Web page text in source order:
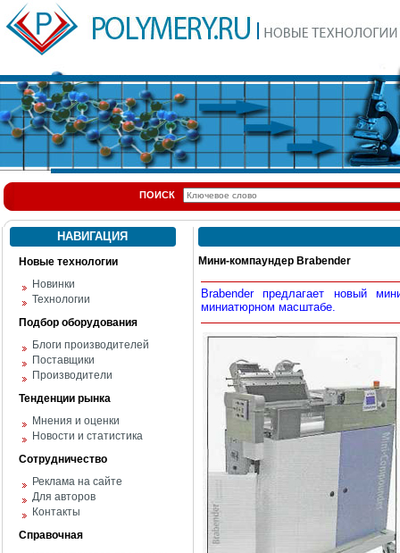
ПОИСК
НАВИГАЦИЯ
Новые технологии
Новинки
Технологии
Подбор оборудования
Блоги производителей
Поставщики
Производители
Тенденции рынка
Мнения и оценки
Новости и статистика
Сотрудничество
Реклама на сайте
Для авторов
Контакты
Справочная
Мини-компаундер Brabender
Brabender предлагает новый
миниатюрном масштабе.